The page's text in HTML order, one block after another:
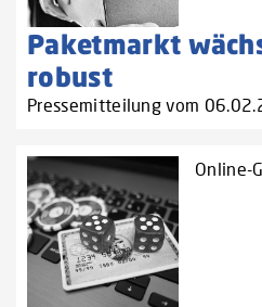
Paketmarkt
robust
Pressemitteilung vom
Online-